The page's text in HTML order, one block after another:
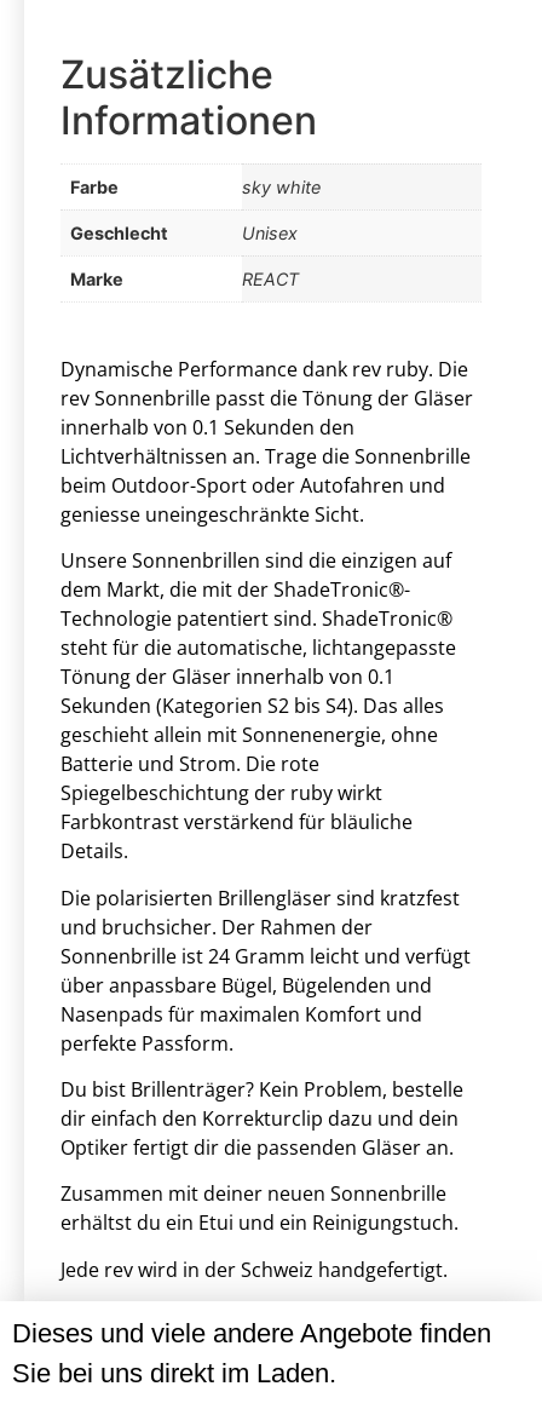
Zusätzliche
Informationen
Farbe sky white
Geschlecht Unisex
Marke REACT
Dynamische Performance dank rev ruby. Die
rev Sonnenbrille passt die Tönung der Gläser
innerhalb von 0.1 Sekunden den
Lichtverhältnissen an. Trage die Sonnenbrille
beim Outdoor-Sport oder Autofahren und
geniesse uneingeschränkte Sicht.
Unsere Sonnenbrillen sind die einzigen auf
dem Markt, die mit der ShadeTronic®-
Technologie patentiert sind. ShadeTronic®
steht für die automatische, lichtangepasste
Tönung der Gläser innerhalb von 0.1
Sekunden (Kategorien S2 bis S4). Das alles
geschieht allein mit Sonnenenergie, ohne
Batterie und Strom. Die rote
Spiegelbeschichtung der ruby wirkt
Farbkontrast verstärkend für bläuliche
Details.
Die polarisierten Brillengläser sind kratzfest
und bruchsicher. Der Rahmen der
Sonnenbrille ist 24 Gramm leicht und verfügt
über anpassbare Bügel, Bügelenden und
Nasenpads für maximalen Komfort und
perfekte Passform.
Du bist Brillenträger? Kein Problem, bestelle
dir einfach den Korrekturclip dazu und dein
Optiker fertigt dir die passenden Gläser an.
Zusammen mit deiner neuen Sonnenbrille
erhältst du ein Etui und ein Reinigungstuch.
Jede rev wird in der Schweiz handgefertigt.
Dieses und viele andere Angebote finden
Sie bei uns direkt im Laden.